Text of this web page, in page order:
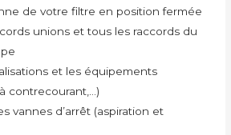
de votre filtre en position fermée
unions et tous les raccords du
et les équipements
contrecourant,…)
vannes d’arrêt (aspiration et